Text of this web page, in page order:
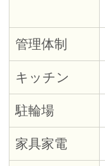
管理体制
キッチン
駐輪場
家具家電